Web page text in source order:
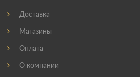
Доставка
Магазины
Оплата
О компании